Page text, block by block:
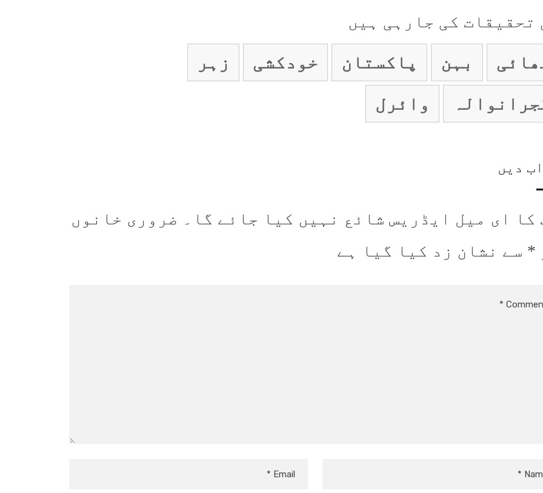
تحقیقات کی جارہی ہیں
بہن پاکستان خودکشی زہر
وائرل
دیں
کا ای میل ایڈریس شائع نہیں کیا جائے گا۔ ضروری خانوں
* سے نشان زد کیا گیا ہے